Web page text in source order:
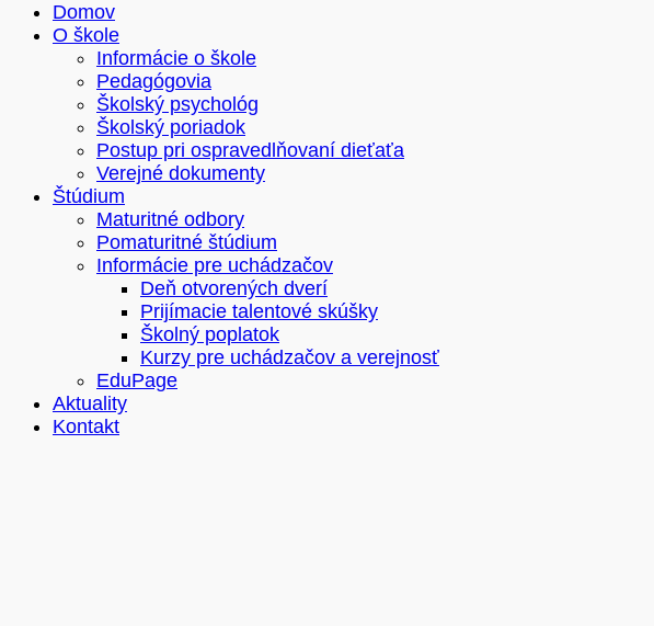
Domov
O škole
Informácie o škole
Pedagógovia
Školský psychológ
Školský poriadok
Postup pri ospravedlňovaní dieťaťa
Verejné dokumenty
Štúdium
Maturitné odbory
Pomaturitné štúdium
Informácie pre uchádzačov
Deň otvorených dverí
Prijímacie talentové skúšky
Školný poplatok
Kurzy pre uchádzačov a verejnosť
EduPage
Aktuality
Kontakt